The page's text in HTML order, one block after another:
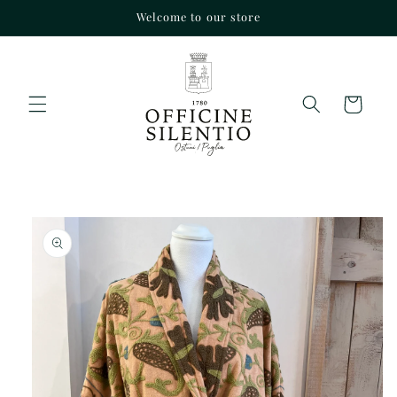
ai contenuti
Welcome to our store
Carrello
Passa alle
informazioni
sul prodotto